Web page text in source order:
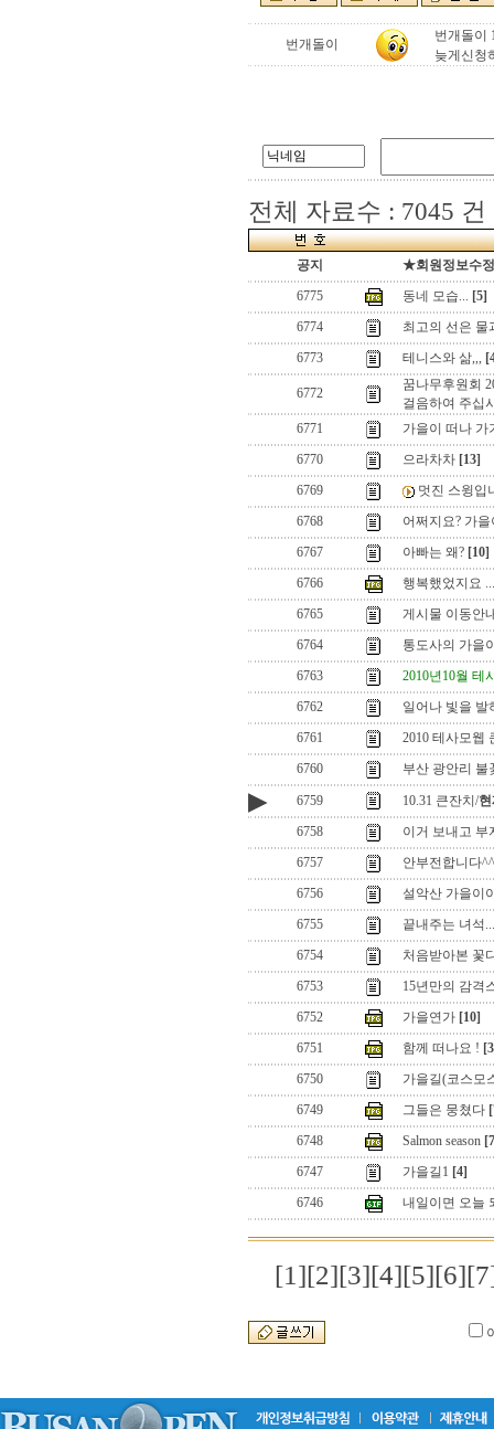
번개돌이
번개돌이
늦게신청
전체 자료수 : 7045 건
공지
★회원정보수
6775
동네 모습... [5]
6774
최고의 선은 물
6773
테니스와 삶,,,
6772
꿈나무후원회
걸음하여 주십
6771
가을이 떠나 가
6770
으라차차 [13]
6769
멋진 스윙입
6768
어쩌지요? 가
6767
아빠는 왜? [10]
6766
행복했었지요 ...
6765
게시물 이동안
6764
통도사의 가을
6763
2010년10월 테
6762
일어나 빛을 발
6761
2010 테사모웹
6760
부산 광안리 불
▶ 6759 10.31 큰잔치/현
6758
이거 보내고 부
6757
안부전합니다^^
6756
설악산 가을이
6755
끝내주는 녀석...
6754
처음받아본 꽃
6753
15년만의 감격
6752
가을연가 [10]
6751
함께 떠나요 !
6750
가을길(코스모
6749
그들은 뭉쳤다
6748
Salmon season
6747
가을길1 [4]
6746
내일이면 오늘
[1][2][3][4][5][6]